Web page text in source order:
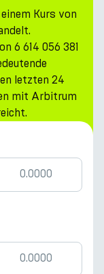
Kurs von
6 614 056 381
letzten 24
mit Arbitrum